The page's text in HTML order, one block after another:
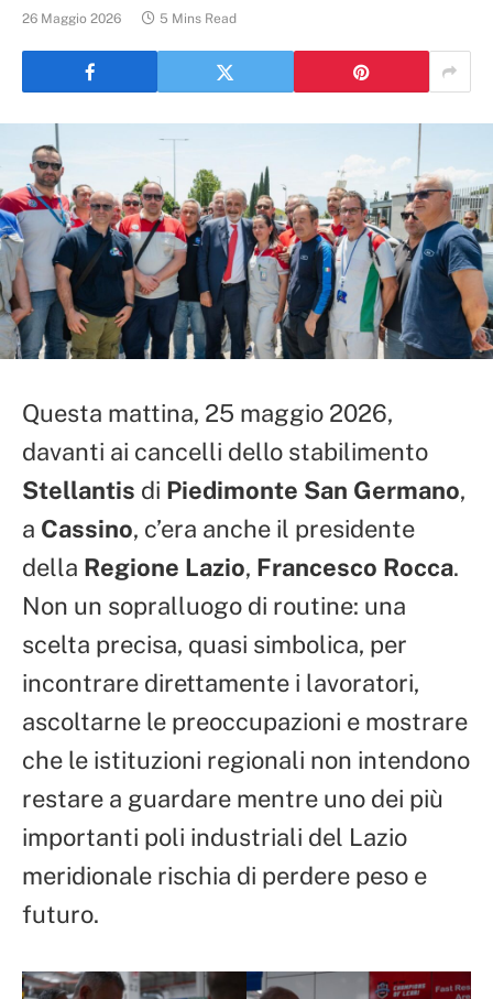
26 Maggio 2026 5 Mins Read
Questa mattina, 25 maggio 2026,
davanti ai cancelli dello stabilimento
Stellantis di Piedimonte San Germano,
a Cassino, c’era anche il presidente
della Regione Lazio, Francesco Rocca.
Non un sopralluogo di routine: una
scelta precisa, quasi simbolica, per
incontrare direttamente i lavoratori,
ascoltarne le preoccupazioni e mostrare
che le istituzioni regionali non intendono
restare a guardare mentre uno dei più
importanti poli industriali del Lazio
meridionale rischia di perdere peso e
futuro.